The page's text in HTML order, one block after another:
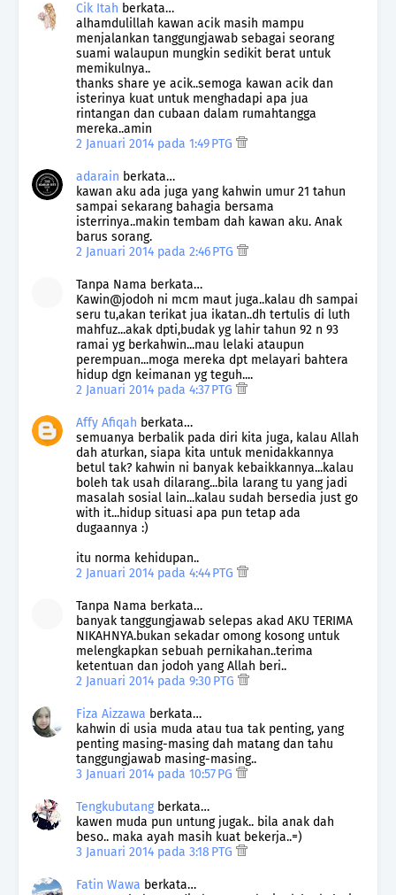
Cik Itah berkata…
alhamdulillah kawan acik masih mampu
menjalankan tanggungjawab sebagai seorang
suami walaupun mungkin sedikit berat untuk
memikulnya..
thanks share ye acik..semoga kawan acik dan
isterinya kuat untuk menghadapi apa jua
rintangan dan cubaan dalam rumahtangga
mereka..amin
2 Januari 2014 pada 1:49 PTG
adarain berkata…
kawan aku ada juga yang kahwin umur 21 tahun
sampai sekarang bahagia bersama
isterrinya..makin tembam dah kawan aku. Anak
barus sorang.
2 Januari 2014 pada 2:46 PTG
Tanpa Nama berkata…
Kawin@jodoh ni mcm maut juga..kalau dh sampai
seru tu,akan terikat jua ikatan..dh tertulis di luth
mahfuz...akak dpti,budak yg lahir tahun 92 n 93
ramai yg berkahwin...mau lelaki ataupun
perempuan...moga mereka dpt melayari bahtera
hidup dgn keimanan yg teguh....
2 Januari 2014 pada 4:37 PTG
Affy Afiqah berkata…
semuanya berbalik pada diri kita juga, kalau Allah
dah aturkan, siapa kita untuk menidakkannya
betul tak? kahwin ni banyak kebaikkannya...kalau
boleh tak usah dilarang...bila larang tu yang jadi
masalah sosial lain...kalau sudah bersedia just go
with it...hidup situasi apa pun tetap ada
dugaannya :)
itu norma kehidupan..
2 Januari 2014 pada 4:44 PTG
Tanpa Nama berkata…
banyak tanggungjawab selepas akad AKU TERIMA
NIKAHNYA.bukan sekadar omong kosong untuk
melengkapkan sebuah pernikahan..terima
ketentuan dan jodoh yang Allah beri..
2 Januari 2014 pada 9:30 PTG
Fiza Aizzawa berkata…
kahwin di usia muda atau tua tak penting, yang
penting masing-masing dah matang dan tahu
tanggungjawab masing-masing..
3 Januari 2014 pada 10:57 PG
Tengkubutang berkata…
kawen muda pun untung jugak.. bila anak dah
beso.. maka ayah masih kuat bekerja..=)
3 Januari 2014 pada 3:18 PTG
Fatin Wawa berkata…